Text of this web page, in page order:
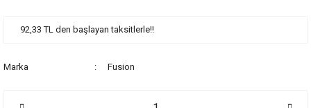
92,33 TL den başlayan taksitlerle!!
Marka Fusion